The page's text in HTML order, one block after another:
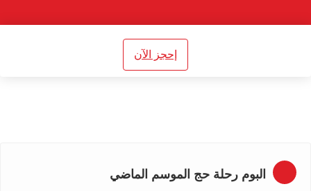
إحجز الآن
البوم رحلة حج الموسم الماضي